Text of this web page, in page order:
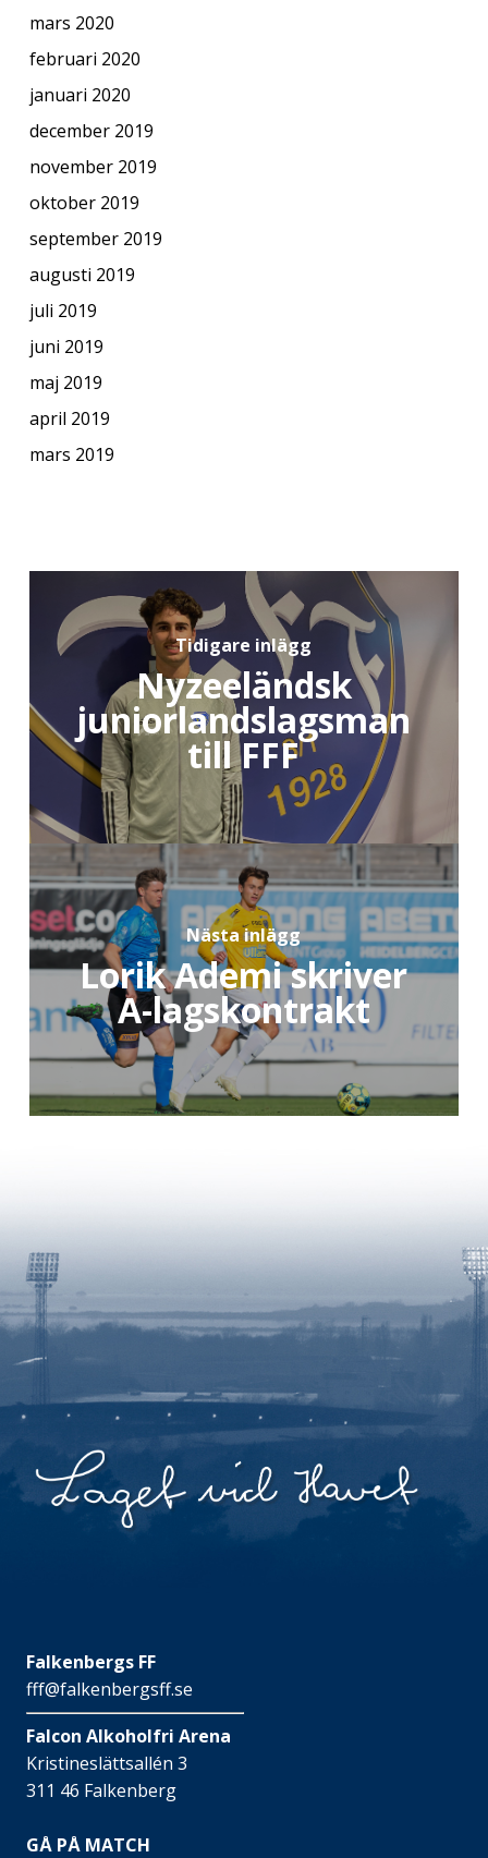
mars 2020
februari 2020
januari 2020
december 2019
november 2019
oktober 2019
september 2019
augusti 2019
juli 2019
juni 2019
maj 2019
april 2019
mars 2019
Tidigare inlägg
Nyzeeländsk
juniorlandslagsman
till FFF
Nästa inlägg
Lorik Ademi skriver
A-lagskontrakt
Falkenbergs FF
fff@falkenbergsff.se
Falcon Alkoholfri Arena
Kristineslättsallén 3
311 46 Falkenberg
GÅ PÅ MATCH